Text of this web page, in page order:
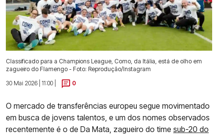
Classificado para a Champions League, Como, da Itália, está de olho em
zagueiro do Flamengo - Foto: Reprodução/Instagram
30 Mai 2026 | 11:00 |
0
O mercado de transferências europeu segue movimentado
em busca de jovens talentos, e um dos nomes observados
recentemente é o de Da Mata, zagueiro do time sub-20 do